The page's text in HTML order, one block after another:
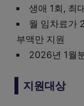
생애 1회, 최
월 임차료가
부액만 지원
2026년 1월
지원대상